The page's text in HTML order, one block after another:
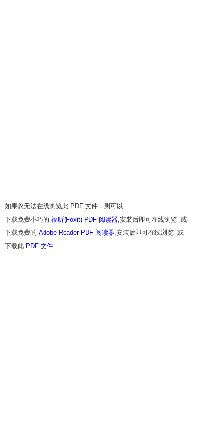
如果您无法在线浏览此 PDF 文件，则可以
下载免费小巧的 福昕(Foxit) PDF 阅读器 ,安装后即可在线浏览 或
下载免费的 Adobe Reader PDF 阅读器 ,安装后即可在线浏览 或
下载此 PDF 文件